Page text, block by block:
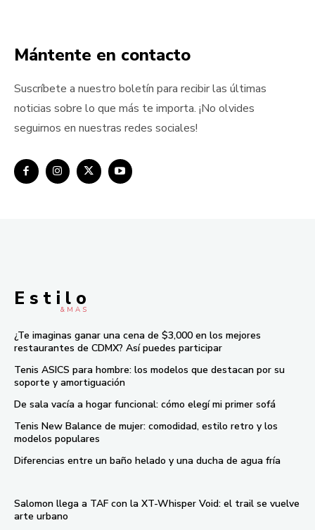
Mántente en contacto
Suscríbete a nuestro boletín para recibir las últimas
noticias sobre lo que más te importa. ¡No olvides
seguirnos en nuestras redes sociales!
E s t i l o
& M À S
¿Te imaginas ganar una cena de $3,000 en los mejores
restaurantes de CDMX? Así puedes participar
Tenis ASICS para hombre: los modelos que destacan por su
soporte y amortiguación
De sala vacía a hogar funcional: cómo elegí mi primer sofá
Tenis New Balance de mujer: comodidad, estilo retro y los
modelos populares
Diferencias entre un baño helado y una ducha de agua fría
Salomon llega a TAF con la XT-Whisper Void: el trail se vuelve
arte urbano